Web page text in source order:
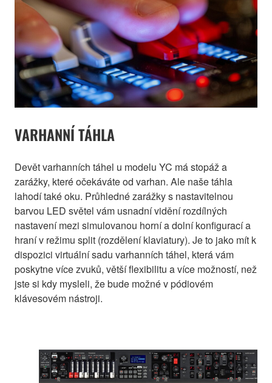
VARHANNÍ TÁHLA
Devět varhanních táhel u modelu YC má stopáž a
zarážky, které očekáváte od varhan. Ale naše táhla
lahodí také oku. Průhledné zarážky s nastavitelnou
barvou LED světel vám usnadní vidění rozdílných
nastavení mezi simulovanou horní a dolní konfigurací a
hraní v režimu split (rozdělení klaviatury). Je to jako mít k
dispozici virtuální sadu varhanních táhel, která vám
poskytne více zvuků, větší flexibilitu a více možností, než
jste si kdy mysleli, že bude možné v pódiovém
klávesovém nástroji.